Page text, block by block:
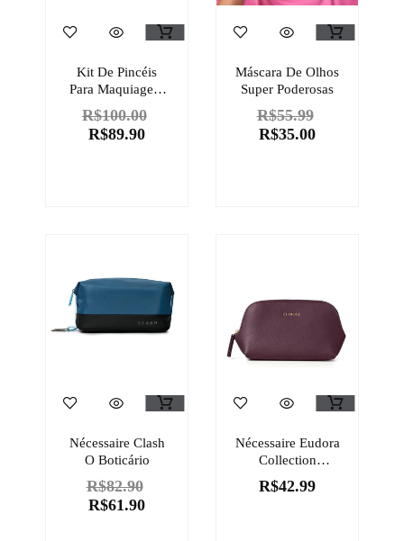
Kit De Pincéis
Para Maquiagem
Harry Potter
Quem Disse,
Berenice?
R$100.00
R$89.90
Máscara De Olhos
Super Poderosas
R$55.99
R$35.00
Nécessaire Clash
O Boticário
R$82.90
R$61.90
Nécessaire Eudora
Collection
Tamanho P
R$42.99